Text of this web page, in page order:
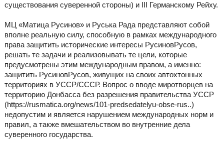
существования суверенной стороны) и III Германскому Рейху.
МЦ «Матица Русинов» и Руська Рада представляют собой
вполне реальную силу, способную в рамках международного
права защитить исторические интересы РусиновРусов,
решать те задачи и реализовывать те цели, которые
предусмотрены этим международным правом, а именно:
защитить РусиновРусов, живущих на своих автохтонных
территориях в УССР/СССР. Вопрос о вводе миротворцев на
территорию Донбасса без разрешения правительства УССР
(https://rusmatica.org/news/101-predsedatelyu-obse-rus..)
недопустим и является нарушением международных норм и
правил, а также вмешательством во внутренние дела
суверенного государства.